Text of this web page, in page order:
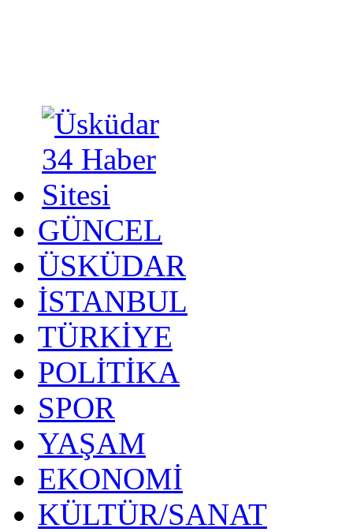
GÜNCEL
ÜSKÜDAR
İSTANBUL
TÜRKİYE
POLİTİKA
SPOR
YAŞAM
EKONOMİ
KÜLTÜR/SANAT